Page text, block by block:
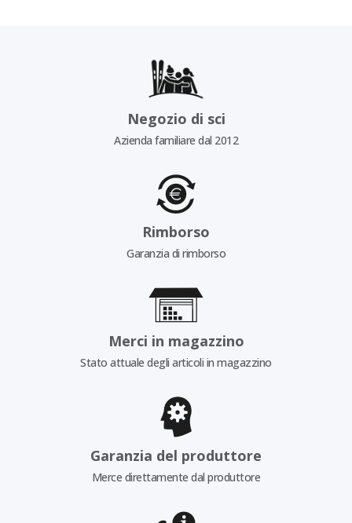
Negozio di sci
Azienda familiare dal 2012
Rimborso
Garanzia di rimborso
Merci in magazzino
Stato attuale degli articoli in magazzino
Garanzia del produttore
Merce direttamente dal produttore